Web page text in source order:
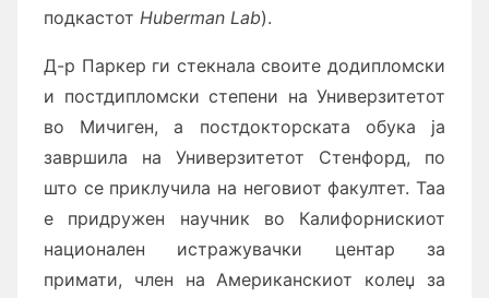
подкастот Huberman Lab).
Д-р Паркер ги стекнала своите додипломски
и постдипломски степени на Универзитетот
во Мичиген, а постдокторската обука ја
завршила на Универзитетот Стенфорд, по
што се приклучила на неговиот факултет. Таа
е придружен научник во Калифорнискиот
национален истражувачки центар за
примати, член на Американскиот колеџ за